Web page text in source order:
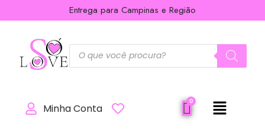
Entrega para Campinas e Região
Minha Conta